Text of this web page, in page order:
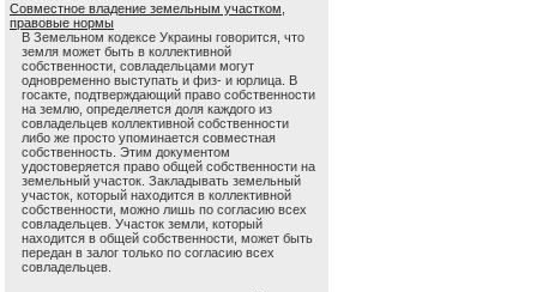
Совместное владение земельным участком,
правовые нормы
В Земельном кодексе Украины говорится, что
земля может быть в коллективной
собственности, совладельцами могут
одновременно выступать и физ- и юрлица. В
госакте, подтверждающий право собственности
на землю, определяется доля каждого из
совладельцев коллективной собственности
либо же просто упоминается совместная
собственность. Этим документом
удостоверяется право общей собственности на
земельный участок. Закладывать земельный
участок, который находится в коллективной
собственности, можно лишь по согласию всех
совладельцев. Участок земли, который
находится в общей собственности, может быть
передан в залог только по согласию всех
совладельцев.